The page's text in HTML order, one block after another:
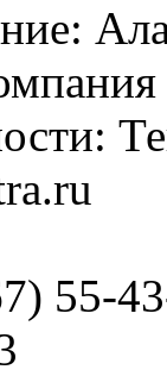
55-